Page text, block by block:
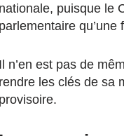
nationale, puisque le
parlementaire
Il n’en est pas de
rendre les clés de sa
provisoire.